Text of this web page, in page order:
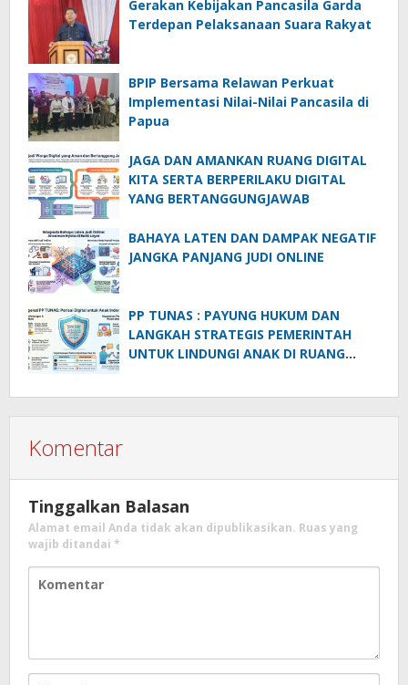
Gerakan Kebijakan Pancasila Garda
Terdepan Pelaksanaan Suara Rakyat
BPIP Bersama Relawan Perkuat
Implementasi Nilai-Nilai Pancasila di
Papua
JAGA DAN AMANKAN RUANG DIGITAL
KITA SERTA BERPERILAKU DIGITAL
YANG BERTANGGUNGJAWAB
BAHAYA LATEN DAN DAMPAK NEGATIF
JANGKA PANJANG JUDI ONLINE
PP TUNAS : PAYUNG HUKUM DAN
LANGKAH STRATEGIS PEMERINTAH
UNTUK LINDUNGI ANAK DI RUANG
Komentar
Tinggalkan Balasan
Alamat email Anda tidak akan dipublikasikan. Ruas yang
wajib ditandai *